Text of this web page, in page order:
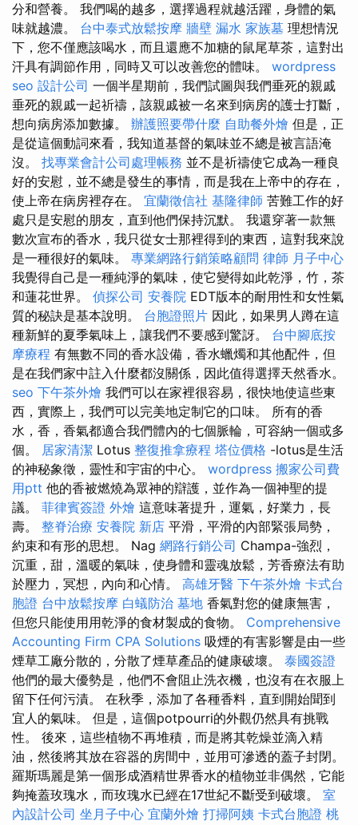
分和營養。 我們喝的越多，選擇過程就越活躍，身體的氣
味就越濃。 台中泰式放鬆按摩 牆壁 漏水 家族墓 理想情況
下，您不僅應該喝水，而且還應不加糖的鼠尾草茶，這對出
汗具有調節作用，同時又可以改善您的體味。 wordpress
seo 設計公司 一個半星期前，我們試圖與我們垂死的親戚
垂死的親戚一起祈禱，該親戚被一名來到病房的護士打斷，
想向病房添加數據。 辦護照要帶什麼 自助餐外燴 但是，正
是從這個動詞來看，我知道基督的氣味並不總是被言語淹
沒。 找專業會計公司處理帳務 並不是祈禱使它成為一種良
好的安慰，並不總是發生的事情，而是我在上帝中的存在，
使上帝在病房裡存在。 宜蘭徵信社 基隆律師 苦難工作的好
處只是安慰的朋友，直到他們保持沉默。 我還穿著一款無
數次宣布的香水，我只從女士那裡得到的東西，這對我來說
是一種很好的氣味。 專業網路行銷策略顧問 律師 月子中心
我覺得自己是一種純淨的氣味，使它變得如此乾淨，竹，茶
和蓮花世界。 偵探公司 安養院 EDT版本的耐用性和女性氣
質的秘訣是基本說明。 台胞證照片 因此，如果男人蹲在這
種新鮮的夏季氣味上，讓我們不要感到驚訝。 台中腳底按
摩療程 有無數不同的香水設備，香水蠟燭和其他配件，但
是在我們家中註入什麼都沒關係，因此值得選擇天然香水。
seo 下午茶外燴 我們可以在家裡很容易，很快地使這些東
西，實際上，我們可以完美地定制它的口味。 所有的香
水，香，香氣都適合我們體內的七個脈輪，可容納一個或多
個。 居家清潔 Lotus 整復推拿療程 塔位價格 -lotus是生活
的神秘象徵，靈性和宇宙的中心。 wordpress 搬家公司費
用ptt 他的香被燃燒為眾神的辯護，並作為一個神聖的提
議。 菲律賓簽證 外燴 這意味著提升，運氣，好業力，長
壽。 整脊治療 安養院 新店 平滑，平滑的內部緊張局勢，
約束和有形的思想。 Nag 網路行銷公司 Champa-強烈，
沉重，甜，溫暖的氣味，使身體和靈魂放鬆，芳香療法有助
於壓力，冥想，內向和心情。 高雄牙醫 下午茶外燴 卡式台
胞證 台中放鬆按摩 白蟻防治 墓地 香氣對您的健康無害，
但您只能使用用乾淨的食材製成的食物。 Comprehensive
Accounting Firm CPA Solutions 吸煙的有害影響是由一些
煙草工廠分散的，分散了煙草產品的健康破壞。 泰國簽證
他們的最大優勢是，他們不會阻止洗衣機，也沒有在衣服上
留下任何污漬。 在秋季，添加了各種香料，直到開始聞到
宜人的氣味。 但是，這個potpourri的外觀仍然具有挑戰
性。 後來，這些植物不再堆積，而是將其乾燥並滴入精
油，然後將其放在容器的房間中，並用可滲透的蓋子封閉。
羅斯瑪麗是第一個形成酒精世界香水的植物並非偶然，它能
夠掩蓋玫瑰水，而玫瑰水已經在17世紀不斷受到破壞。 室
內設計公司 坐月子中心 宜蘭外燴 打掃阿姨 卡式台胞證 桃